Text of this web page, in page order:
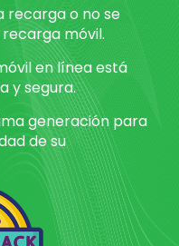
recarga o no se
móvil.
en línea está
y segura.
generación para
de su